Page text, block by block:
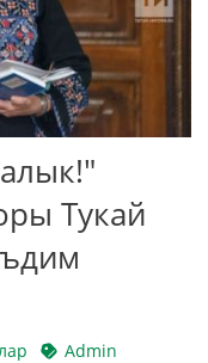
Тукай
Admin